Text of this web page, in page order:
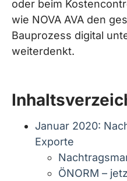
oder beim
wie NOVA AVA den
Bauprozess digital
weiterdenkt.
Januar 2020:
Exporte
ÖNORM –